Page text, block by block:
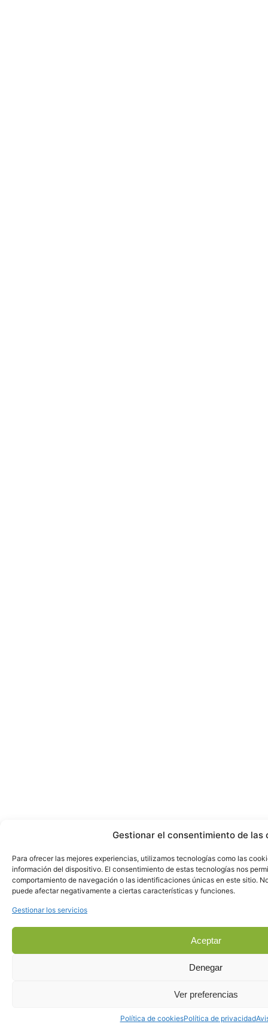
Gestionar el consentimiento de las
Para ofrecer las mejores experiencias, utilizamos tecnologías como las
información del dispositivo. El consentimiento de estas tecnologías nos
comportamiento de navegación o las identificaciones únicas en este sitio.
puede afectar negativamente a ciertas características y funciones.
Gestionar los servicios
Aceptar
Denegar
Ver preferencias
Política de cookiesPolítica de privacidad